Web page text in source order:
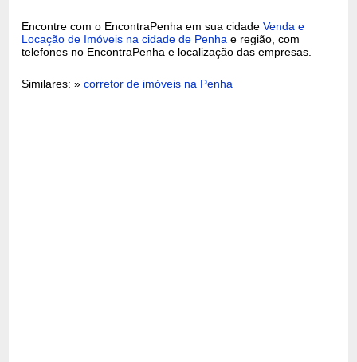
Encontre com o EncontraPenha em sua cidadeVenda e
Locação de Imóveis na cidade de Penha e região, com
telefones no EncontraPenha e localização das empresas.
Similares: »corretor de imóveis na Penha